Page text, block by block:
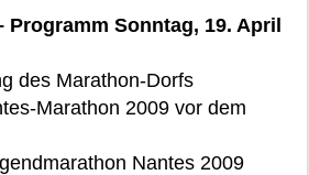
Programm Sonntag, 19. April
des Marathon-Dorfs
Marathon 2009 vor dem
Nantes 2009